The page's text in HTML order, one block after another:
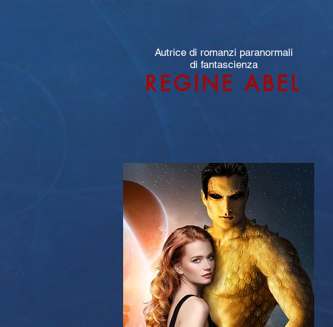
Autrice di romanzi paranormali
di fantascienza
REGINE ABEL